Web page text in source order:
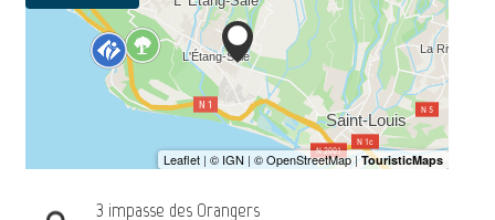
3 impasse des Orangers